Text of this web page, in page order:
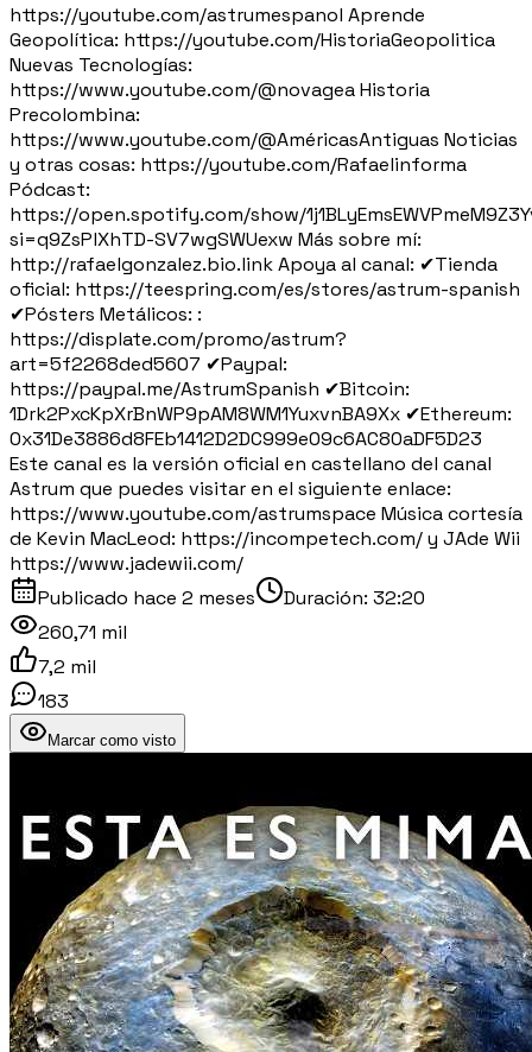
https://youtube.com/astrumespanol Aprende
Geopolítica: https://youtube.com/HistoriaGeopolitica
Nuevas Tecnologías:
https://www.youtube.com/@novagea Historia
Precolombina:
https://www.youtube.com/@AméricasAntiguas Noticias
y otras cosas: https://youtube.com/Rafaelinforma
Pódcast:
https://open.spotify.com/show/
si=q9ZsPlXhTD-SV7wgSWUexw Más sobre mí:
http://rafaelgonzalez.bio.link Apoya al canal: ✔Tienda
oficial: https://teespring.com/es/stores/astrum-spanish
✔Pósters Metálicos: :
https://displate.com/promo/astrum?
art=5f2268ded5607 ✔Paypal:
https://paypal.me/AstrumSpanish ✔Bitcoin:
1Drk2PxcKpXrBnWP9pAM8WM1YuxvnBA9Xx ✔Ethereum:
0x31De3886d8FEb1412D2DC999e09c6AC80aDF5D23
Este canal es la versión oficial en castellano del canal
Astrum que puedes visitar en el siguiente enlace:
https://www.youtube.com/astrumspace Música cortesía
de Kevin MacLeod: https://incompetech.com/ y JAde Wii
https://www.jadewii.com/
Publicado hace 2 meses Duración: 32:20
260,71 mil
7,2 mil
183
Marcar como visto